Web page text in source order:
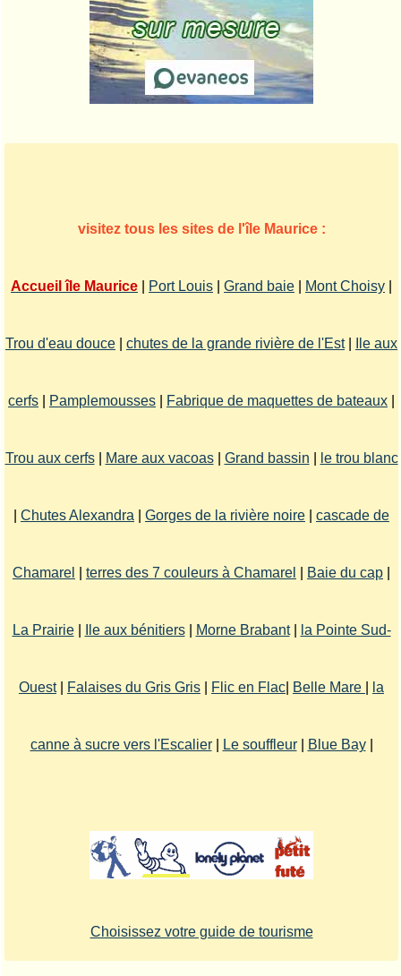
visitez tous les sites de l'île Maurice :
Accueil île Maurice Port Louis Grand baie Mont Choisy
Trou d'eau douce chutes de la grande rivière de l'Est| Ile aux
cerfs Pamplemousses Fabrique de maquettes de bateaux
Trou aux cerfs| Mare aux vacoas| Grand bassin le trou blanc
Chutes Alexandra Gorges de la rivière noire cascade de
Chamarel terres des 7 couleurs à Chamarel Baie du cap
La Prairie| Ile aux bénitiers| Morne Brabant| la Pointe Sud-
Ouest| Falaises du Gris Gris Flic en Flac Belle Mare la
canne à sucre vers l'Escalier| Le souffleur| Blue Bay|
Choisissez votre guide de tourisme